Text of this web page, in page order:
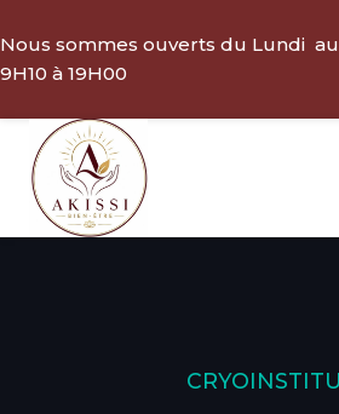
au
contenu
Nous sommes ouverts du Lundi
9H10 à 19H00